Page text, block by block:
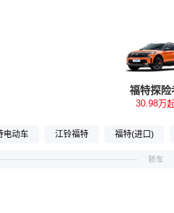
福特探险
30.98万
电动车 江铃福特 福特(进口)
轿车